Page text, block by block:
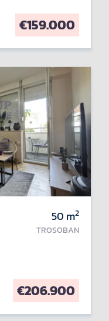
€159.000
50 m2
TROSOBAN
€206.900